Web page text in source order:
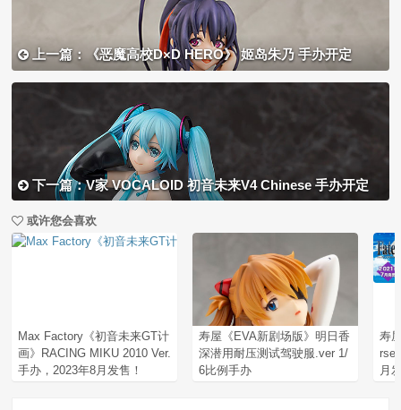
上一篇：《恶魔高校D×D HERO》 姬岛朱乃 手办开定
下一篇：V家 VOCALOID 初音未来V4 Chinese 手办开定
或许您会喜欢
Max Factory《初音未来GT计
画》RACING MIKU 2010 Ver.
手办，2023年8月发售！
寿屋《EVA新剧场版》明日香
深潜用耐压测试驾驶服.ver 1/
6比例手办
寿
月